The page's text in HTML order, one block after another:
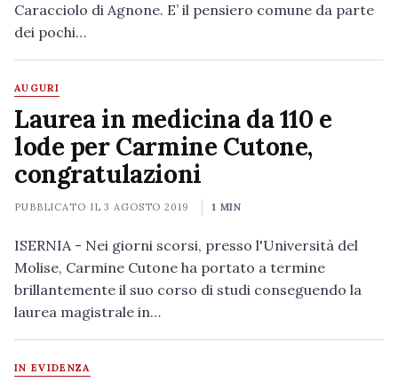
Caracciolo di Agnone. E’ il pensiero comune da parte
dei pochi…
AUGURI
Laurea in medicina da 110 e
lode per Carmine Cutone,
congratulazioni
PUBBLICATO IL3 AGOSTO 2019 1 MIN
ISERNIA - Nei giorni scorsi, presso l'Università del
Molise, Carmine Cutone ha portato a termine
brillantemente il suo corso di studi conseguendo la
laurea magistrale in…
IN EVIDENZA